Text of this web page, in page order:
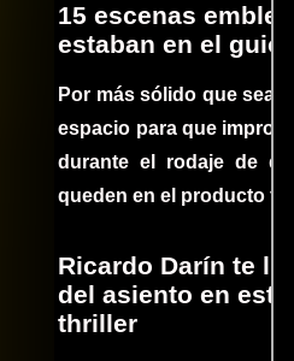
15 escenas
estaban en el guion
Por más sólido que sea
espacio para que
durante el rodaje de
queden en el producto
Ricardo Darín te
del asiento en este
thriller